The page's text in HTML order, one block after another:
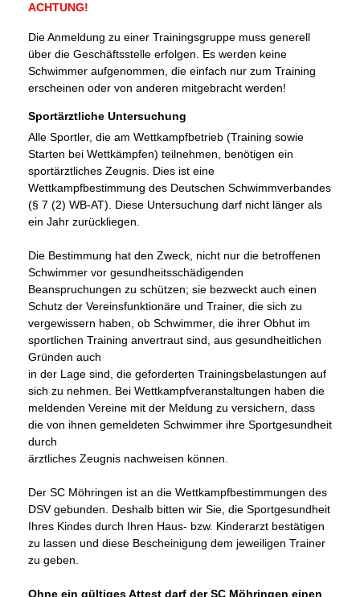
ACHTUNG!
Die Anmeldung zu einer Trainingsgruppe muss generell
über die Geschäftsstelle erfolgen. Es werden keine
Schwimmer aufgenommen, die einfach nur zum Training
erscheinen oder von anderen mitgebracht werden!
Sportärztliche Untersuchung
Alle Sportler, die am Wettkampfbetrieb (Training sowie
Starten bei Wettkämpfen) teilnehmen, benötigen ein
sportärztliches Zeugnis. Dies ist eine
Wettkampfbestimmung des Deutschen Schwimmverbandes
(§ 7 (2) WB-AT). Diese Untersuchung darf nicht länger als
ein Jahr zurückliegen.
Die Bestimmung hat den Zweck, nicht nur die betroffenen
Schwimmer vor gesundheitsschädigenden
Beanspruchungen zu schützen; sie bezweckt auch einen
Schutz der Vereinsfunktionäre und Trainer, die sich zu
vergewissern haben, ob Schwimmer, die ihrer Obhut im
sportlichen Training anvertraut sind, aus gesundheitlichen
Gründen auch
in der Lage sind, die geforderten Trainingsbelastungen auf
sich zu nehmen. Bei Wettkampfveranstaltungen haben die
meldenden Vereine mit der Meldung zu versichern, dass
die von ihnen gemeldeten Schwimmer ihre Sportgesundheit
durch
ärztliches Zeugnis nachweisen können.
Der SC Möhringen ist an die Wettkampfbestimmungen des
DSV gebunden. Deshalb bitten wir Sie, die Sportgesundheit
Ihres Kindes durch Ihren Haus- bzw. Kinderarzt bestätigen
zu lassen und diese Bescheinigung dem jeweiligen Trainer
zu geben.
Ohne ein gültiges Attest darf der SC Möhringen einen